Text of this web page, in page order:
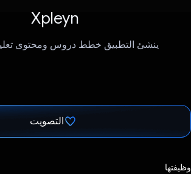
Xpleyn
ينشئ التطبيق خطط دروس ومحتوى
التصويت
وظيفتها